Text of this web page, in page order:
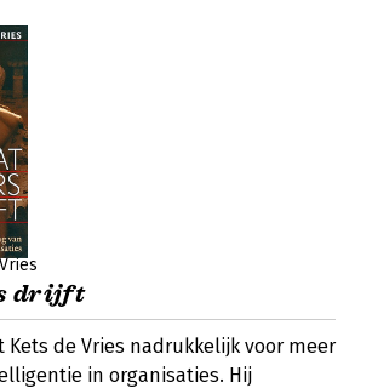
drijft
Kets de Vries nadrukkelijk voor meer
in organisaties. Hij